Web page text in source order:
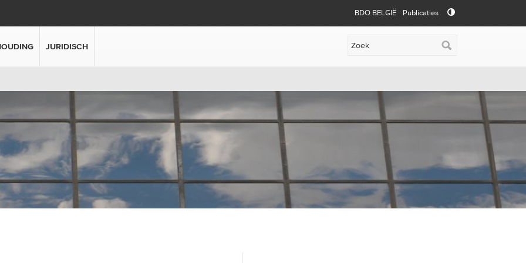
BDO BELGIË Publicaties
JURIDISCH